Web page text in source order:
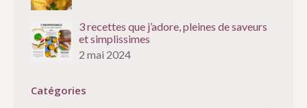
3 recettes que j’adore, pleines de saveurs
et simplissimes
2 mai 2024
Catégories